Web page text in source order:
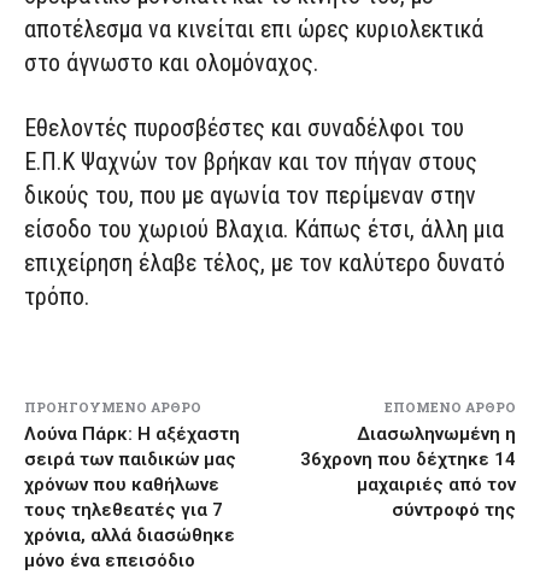
αποτέλεσμα να κινείται επι ώρες κυριολεκτικά
στο άγνωστο και ολομόναχος.
Εθελοντές πυροσβέστες και συναδέλφοι του
Ε.Π.Κ Ψαχνών τον βρήκαν και τον πήγαν στους
δικούς του, που με αγωνία τον περίμεναν στην
είσοδο του χωριού Βλαχια. Κάπως έτσι, άλλη μια
επιχείρηση έλαβε τέλος, με τον καλύτερο δυνατό
τρόπο.
ΠΡΟΗΓΟΎΜΕΝΟ ΆΡΘΡΟ
Λούνα Πάρκ: Η αξέχαστη
σειρά των παιδικών μας
χρόνων που καθήλωνε
τους τηλεθεατές για 7
χρόνια, αλλά διασώθηκε
μόνο ένα επεισόδιο
ΕΠΌΜΕΝΟ ΆΡΘΡΟ
Διασωληνωμένη η
36χρονη που δέχτηκε 14
μαχαιριές από τον
σύντροφό της